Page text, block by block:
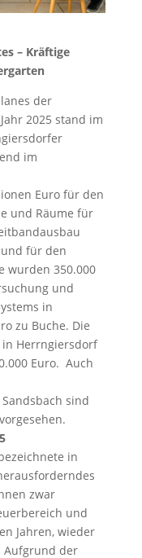
– Kräftige
der
2025 stand im
im
Euro für den
und Räume für
für den
wurden 350.000
und
in
zu Buche. Die
in Herrngiersdorf
Euro. Auch
sind
in
zwar
und
Jahren, wieder
Aufgrund der